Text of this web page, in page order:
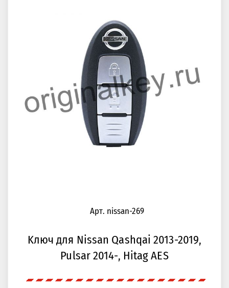
Арт. nissan-269
Kлюч для Nissan Qashqai 2013-2019,
Pulsar 2014-, Hitag AES